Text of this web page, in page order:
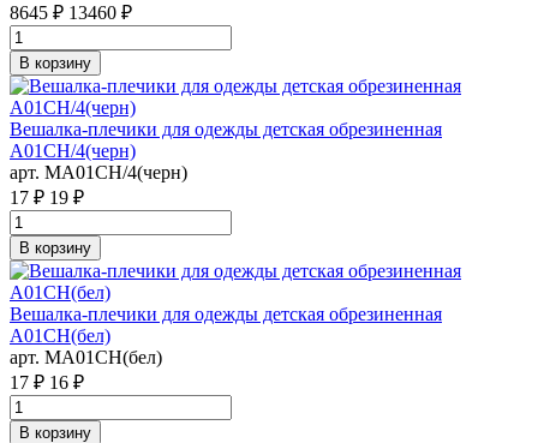
8645 ₽ 13460 ₽
В корзину
Вешалка-плечики для одежды детская обрезиненная
A01CH/4(черн)
арт. MA01CH/4(черн)
17 ₽ 19 ₽
В корзину
Вешалка-плечики для одежды детская обрезиненная
A01CH(бел)
арт. MA01CH(бел)
17 ₽ 16 ₽
В корзину